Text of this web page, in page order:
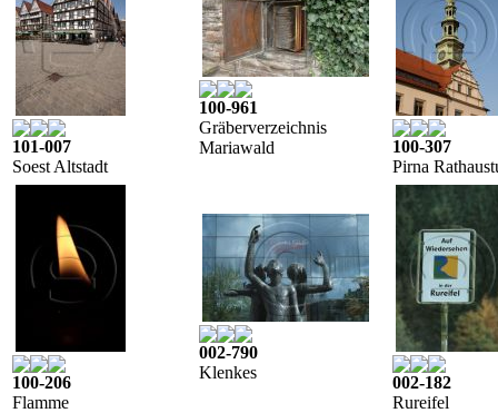
101-007
Soest Altstadt
100-961
Gräberverzeichnis
Mariawald
100-307
Pirna
100-206
Flamme
002-790
Klenkes
002-182
Rureifel